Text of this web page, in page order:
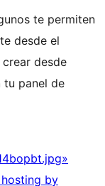
te permiten
desde el
desde
tu panel de
by